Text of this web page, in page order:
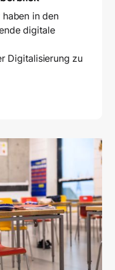
in den
digitale
Digitalisierung zu